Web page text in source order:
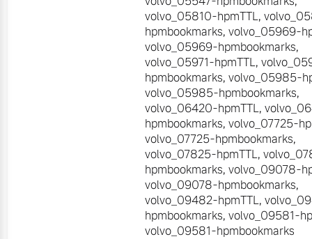
volvo_05810-hpmTTL,
hpmbookmarks,volvo_05969-
volvo_05969-hpmbookmarks,
volvo_05971-hpmTTL,
hpmbookmarks,volvo_05985-
volvo_05985-hpmbookmarks,
volvo_06420-hpmTTL,
hpmbookmarks,volvo_07725-
volvo_07725-hpmbookmarks,
volvo_07825-hpmTTL,
hpmbookmarks,volvo_09078-
volvo_09078-hpmbookmarks,
volvo_09482-hpmTTL,
hpmbookmarks,volvo_09581-
volvo_09581-hpmbookmarks